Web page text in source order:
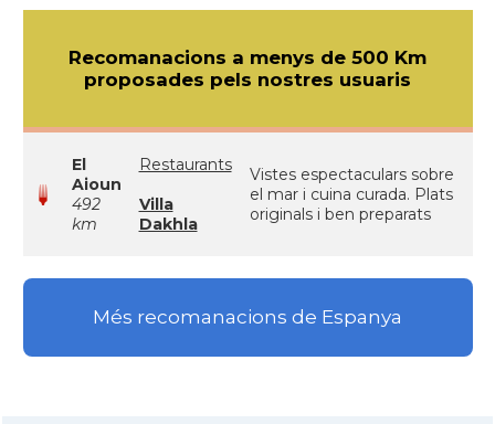
Recomanacions a menys de 500 Km
proposades pels nostres usuaris
El
Aioun
492
km
Restaurants
Villa
Dakhla
Vistes espectaculars sobre
el mar i cuina curada. Plats
originals i ben preparats
Més recomanacions de Espanya